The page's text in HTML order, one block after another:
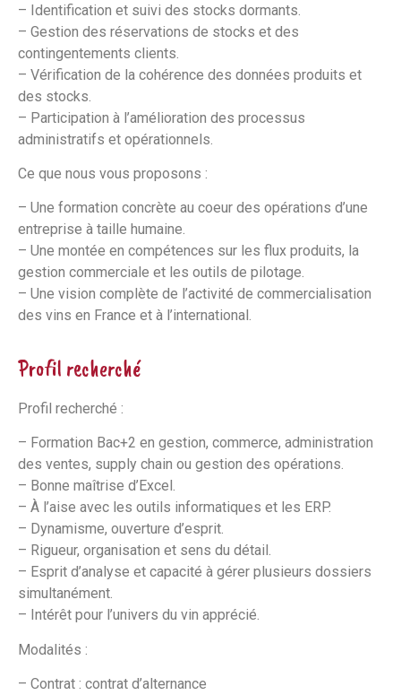
– Identification et suivi des stocks dormants.
– Gestion des réservations de stocks et des
contingentements clients.
– Vérification de la cohérence des données produits et
des stocks.
– Participation à l’amélioration des processus
administratifs et opérationnels.
Ce que nous vous proposons :
– Une formation concrète au coeur des opérations d’une
entreprise à taille humaine.
– Une montée en compétences sur les flux produits, la
gestion commerciale et les outils de pilotage.
– Une vision complète de l’activité de commercialisation
des vins en France et à l’international.
Profil recherché
Profil recherché :
– Formation Bac+2 en gestion, commerce, administration
des ventes, supply chain ou gestion des opérations.
– Bonne maîtrise d’Excel.
– À l’aise avec les outils informatiques et les ERP.
– Dynamisme, ouverture d’esprit.
– Rigueur, organisation et sens du détail.
– Esprit d’analyse et capacité à gérer plusieurs dossiers
simultanément.
– Intérêt pour l’univers du vin apprécié.
Modalités :
– Contrat : contrat d’alternance